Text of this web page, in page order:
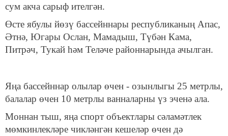
сум акча сарыф ителгән.
Өсте ябулы йөзү бассейннары республиканың Апас,
Әтнә, Югары Ослан, Мамадыш, Түбән Кама,
Питрәч, Тукай һәм Теләче районнарында ачылган.
Яңа бассейннар олылар өчен - озынлыгы 25 метрлы,
балалар өчен 10 метрлы ванналарны үз эченә ала.
Моннан тыш, яңа спорт объектлары сәламәтлек
мөмкинлекләре чикләнгән кешеләр өчен дә